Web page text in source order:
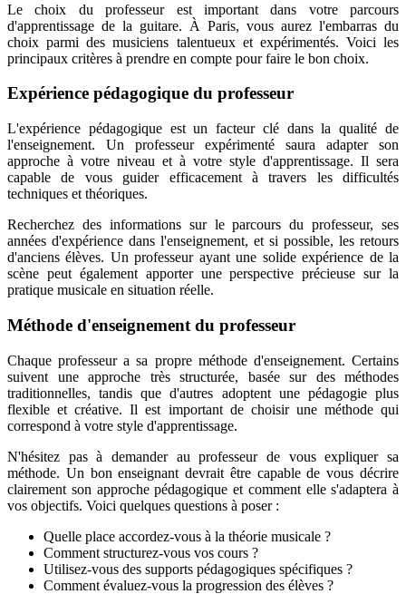
Le choix du professeur est important dans votre parcours
d'apprentissage de la guitare. À Paris, vous aurez l'embarras du
choix parmi des musiciens talentueux et expérimentés. Voici les
principaux critères à prendre en compte pour faire le bon choix.
Expérience pédagogique du professeur
L'expérience pédagogique est un facteur clé dans la qualité de
l'enseignement. Un professeur expérimenté saura adapter son
approche à votre niveau et à votre style d'apprentissage. Il sera
capable de vous guider efficacement à travers les difficultés
techniques et théoriques.
Recherchez des informations sur le parcours du professeur, ses
années d'expérience dans l'enseignement, et si possible, les retours
d'anciens élèves. Un professeur ayant une solide expérience de la
scène peut également apporter une perspective précieuse sur la
pratique musicale en situation réelle.
Méthode d'enseignement du professeur
Chaque professeur a sa propre méthode d'enseignement. Certains
suivent une approche très structurée, basée sur des méthodes
traditionnelles, tandis que d'autres adoptent une pédagogie plus
flexible et créative. Il est important de choisir une méthode qui
correspond à votre style d'apprentissage.
N'hésitez pas à demander au professeur de vous expliquer sa
méthode. Un bon enseignant devrait être capable de vous décrire
clairement son approche pédagogique et comment elle s'adaptera à
vos objectifs. Voici quelques questions à poser :
Quelle place accordez-vous à la théorie musicale ?
Comment structurez-vous vos cours ?
Utilisez-vous des supports pédagogiques spécifiques ?
Comment évaluez-vous la progression des élèves ?